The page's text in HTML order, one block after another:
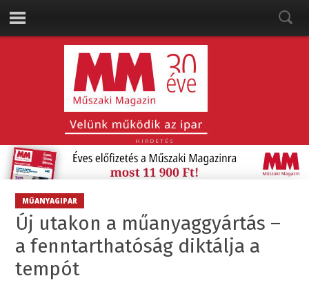
HIRDETÉS
MŰANYAGIPAR
Új utakon a műanyaggyártás –
a fenntarthatóság diktálja a
tempót